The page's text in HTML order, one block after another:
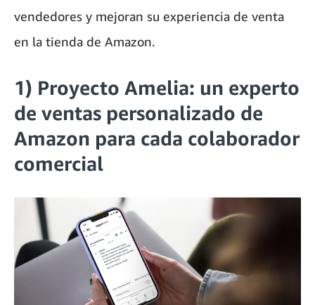
vendedores y mejoran su experiencia de venta
en la tienda de Amazon.
1) Proyecto Amelia: un experto
de ventas personalizado de
Amazon para cada colaborador
comercial